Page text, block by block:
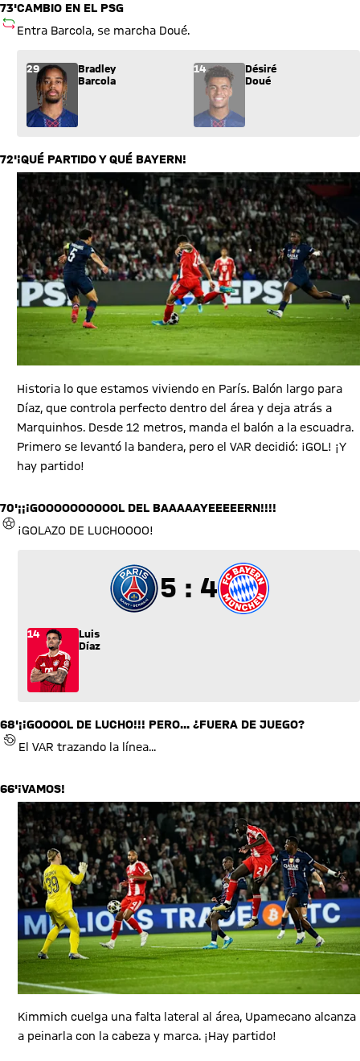
73'
SUSTITUCIÓN
CAMBIO EN EL PSG
Entra Barcola, se marcha Doué.
Sustitución: Bradley Barcola (29) entra por Désiré Doué (14).
29
Bradley
Barcola
14
Désiré
Doué
72'¡QUÉ PARTIDO Y QUÉ BAYERN!
Historia lo que estamos viviendo en París. Balón largo para
Díaz, que controla perfecto dentro del área y deja atrás a
Marquinhos. Desde 12 metros, manda el balón a la escuadra.
Primero se levantó la bandera, pero el VAR decidió: ¡GOL! ¡Y
hay partido!
70'
GOL
¡¡¡GOOOOOOOOOOL DEL BAAAAAYEEEEERN!!!!
¡GOLAZO DE LUCHOOOO!
5 a 4
5 : 4
14
Luis
Díaz
68'
REVISIÓN POR EL ÁRBITRO ASISTENTE DE VÍDEO (VAR)
¡¡GOOOOL DE LUCHO!!! PERO... ¿FUERA DE JUEGO?
El VAR trazando la línea...
66'¡VAMOS!
Kimmich cuelga una falta lateral al área, Upamecano alcanza
a peinarla con la cabeza y marca. ¡Hay partido!